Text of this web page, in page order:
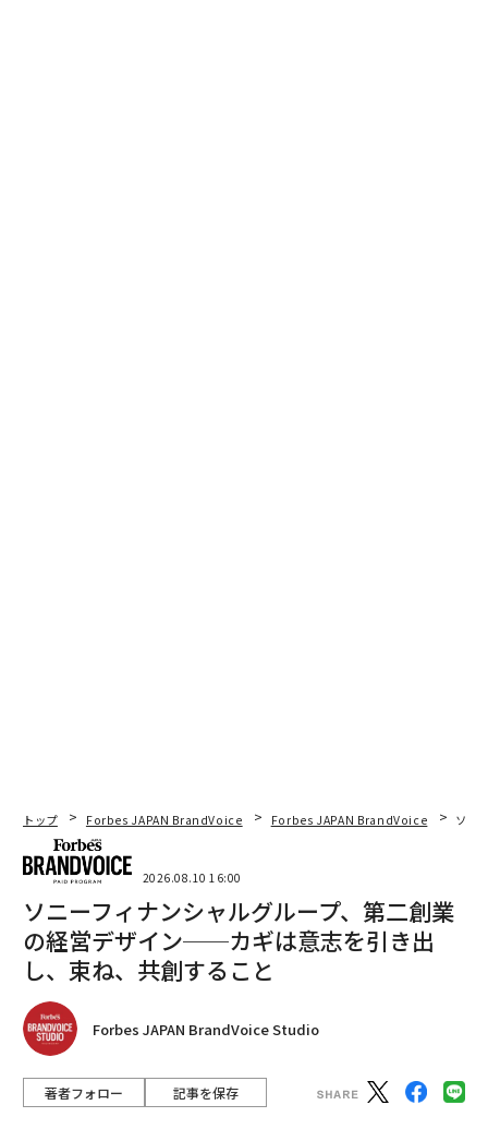
トップ Forbes JAPAN BrandVoice Forbes JAPAN BrandVoice ソニ
2026.08.10 16:00
ソニーフィナンシャルグループ、第二創業
の経営デザイン──カギは意志を引き出
し、束ね、共創すること
Forbes JAPAN BrandVoice Studio
著者フォロー 記事を保存